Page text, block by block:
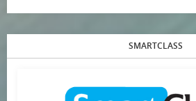
SMARTCLASS